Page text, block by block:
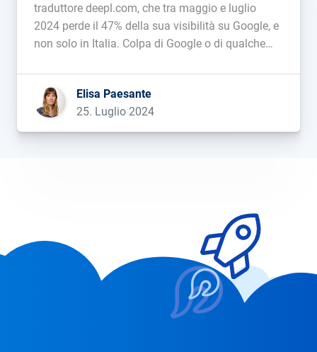
traduttore deepl.com, che tra maggio e luglio
2024 perde il 47% della sua visibilità su Google, e
non solo in Italia. Colpa di Google o di qualche
Elisa Paesante
25. Luglio 2024